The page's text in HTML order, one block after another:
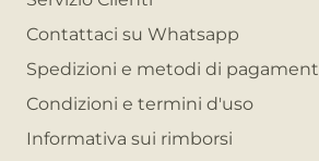
Contattaci su Whatsapp
Spedizioni e metodi di
Condizioni e termini d'uso
Informativa sui rimborsi